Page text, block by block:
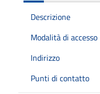
Descrizione
Modalità di accesso
Indirizzo
Punti di contatto